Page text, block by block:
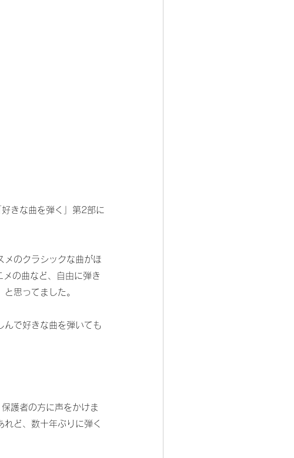
きな曲を弾く」第2部に
メのクラシックな曲がほ
の曲など、自由に弾き
思ってました。
で好きな曲を弾いても
護者の方に声をかけま
ど、数十年ぶりに弾く